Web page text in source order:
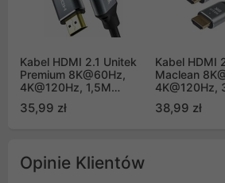
Kabel HDMI 2.1 Unitek
Premium 8K@60Hz,
4K@120Hz, 1,5M
35,99 zł
Kabel HDMI
Maclean
4K@120Hz,
38,99 zł
Opinie Klientów